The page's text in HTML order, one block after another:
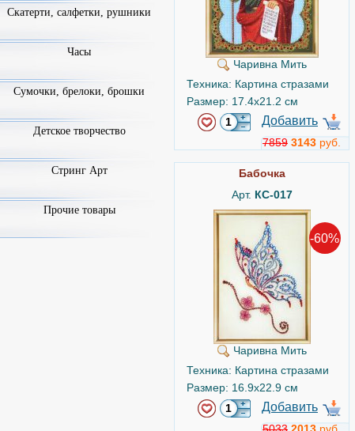
Чаривна Мить
Техника: Картина стразами
Размер: 17.4x21.2 см
Добавить
7859 3143 руб.
Бабочка
Арт. КС-017
-60%
Чаривна Мить
Техника: Картина стразами
Размер: 16.9x22.9 см
Добавить
Скатерти, салфетки, рушники
Часы
Сумочки, брелоки, брошки
Детское творчество
Стринг Арт
Прочие товары